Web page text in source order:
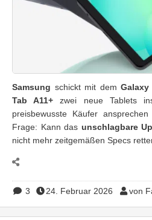
Samsung schickt mit demGalaxy
Tab A11+ zwei neue Tablets
preisbewusste Käufer
Frage: Kann das unschlagbare
nicht mehr zeitgemäßen Specs
3 24. Februar 2026 von